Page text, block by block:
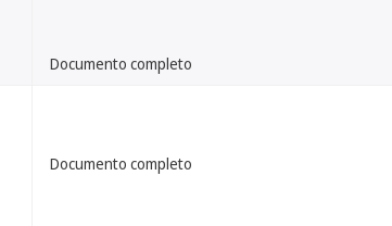
Documento completo
Documento completo